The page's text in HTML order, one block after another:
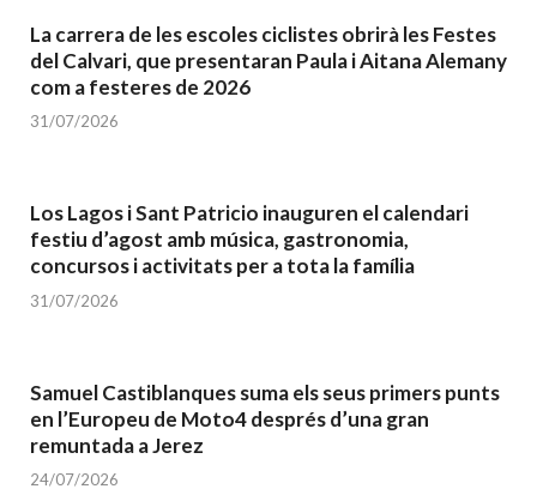
La carrera de les escoles ciclistes obrirà les Festes
del Calvari, que presentaran Paula i Aitana Alemany
com a festeres de 2026
31/07/2026
Los Lagos i Sant Patricio inauguren el calendari
festiu d’agost amb música, gastronomia,
concursos i activitats per a tota la família
31/07/2026
Samuel Castiblanques suma els seus primers punts
en l’Europeu de Moto4 després d’una gran
remuntada a Jerez
24/07/2026